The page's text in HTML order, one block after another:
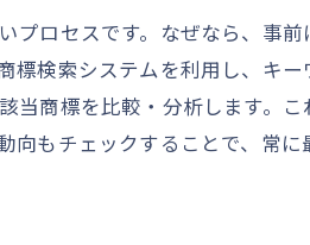
商標法に基づく類似判断の最新
商標審査基準を生かした実務対
商標判例を通じて学ぶ審査基準
を参考にした商標判断の実践知
ロセスです。なぜなら、事
検索システムを利用し、キ
商標を比較・分析します。
もチェックすることで、常に